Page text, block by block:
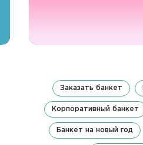
Заказать банкет
Корпоративный банкет
Банкет на новый год